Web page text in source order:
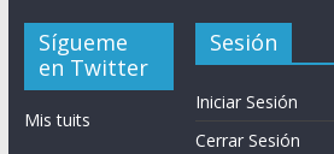
Sígueme
en Twitter
Mis tuits
Sesión
Iniciar Sesión
Cerrar Sesión